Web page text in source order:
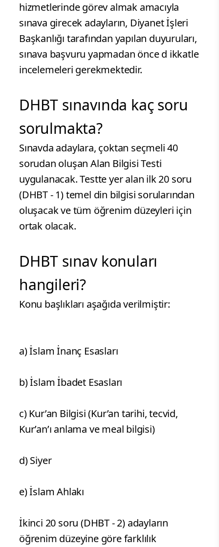
hizmetlerinde görev almak amacıyla
sınava girecek adayların, Diyanet İşleri
Başkanlığı tarafından yapılan duyuruları,
sınava başvuru yapmadan önce d ikkatle
incelemeleri gerekmektedir.
DHBT sınavında kaç soru
sorulmakta?
Sınavda adaylara, çoktan seçmeli 40
sorudan oluşan Alan Bilgisi Testi
uygulanacak. Testte yer alan ilk 20 soru
(DHBT - 1) temel din bilgisi sorularından
oluşacak ve tüm öğrenim düzeyleri için
ortak olacak.
DHBT sınav konuları
hangileri?
Konu başlıkları aşağıda verilmiştir:
a) İslam İnanç Esasları
b) İslam İbadet Esasları
c) Kur’an Bilgisi (Kur’an tarihi, tecvid,
Kur’an’ı anlama ve meal bilgisi)
d) Siyer
e) İslam Ahlakı
İkinci 20 soru (DHBT - 2) adayların
öğrenim düzeyine göre farklılık